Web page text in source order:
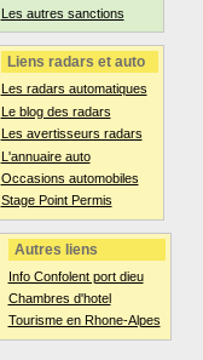
Les autres sanctions
Liens radars et auto
Les radars automatiques
Le blog des radars
Les avertisseurs radars
L'annuaire auto
Occasions automobiles
Stage Point Permis
Autres liens
Info Confolent port dieu
Chambres d'hotel
Tourisme en Rhone-Alpes